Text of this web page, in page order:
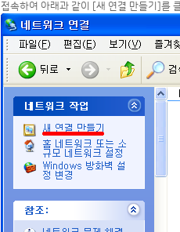
접속하여 아래과 같이 [새 연결 만들기]를